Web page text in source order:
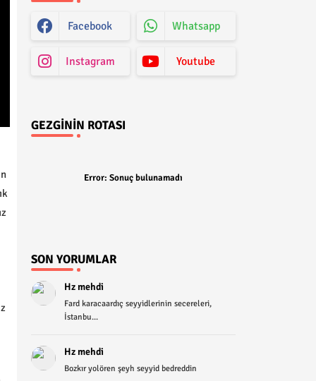
Facebook Whatsapp
Instagram Youtube
GEZGININ ROTASI
Error: Sonuç bulunamadı
SON YORUMLAR
Hz mehdi
Fard karacaardıç seyyidlerinin secereleri,
İstanbu...
Hz mehdi
Bozkır yolören şeyh seyyid bedreddin